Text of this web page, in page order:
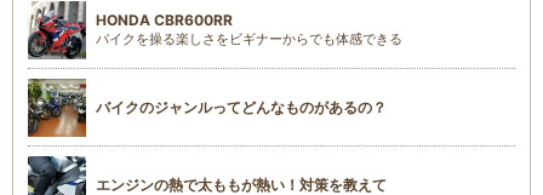
HONDA CBR600RR
バイクを操る楽しさをビギナーからでも体感できる
バイクのジャンルってどんなものがあるの？
エンジンの熱で太ももが熱い！対策を教えて